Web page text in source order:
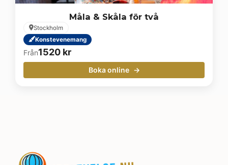
Måla & Skåla för två
Stockholm
Konstevenemang
Från1520 kr
Boka online